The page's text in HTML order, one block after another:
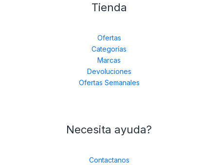
Tienda
Ofertas
Categorías
Marcas
Devoluciones
Ofertas Semanales
Necesita ayuda?
Contactanos